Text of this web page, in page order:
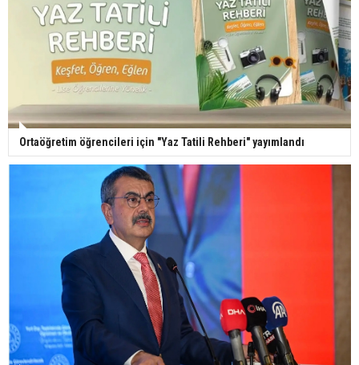
Bilim kurgu gerçekleşiyor... Dondurulmuş
insanları hayata döndürecek keşif
Ünlü türkücü Mahmut Tuncer estetik operasyon
geçirdi: Son hali gündem oldu
Yerli turist 229,7 milyar lira seyahat harcaması
yaptı
Gazze'deki Sağlık Bakanlığı duyurdu: Vahşetin
pençesinde 2 salgın vaka tespit edildi
Ortaöğretim öğrencileri için "Yaz Tatili Rehberi" yayımlandı